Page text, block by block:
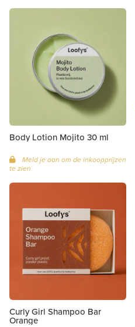
Body Lotion Mojito 30 ml
Meld je aan om de inkoopprijzen
te zien
Curly Girl Shampoo Bar
Orange